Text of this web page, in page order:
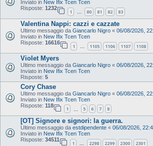
Inviato in New Ifix Tcen Tcen
Risposte: 1232
1 … 80 81 82 83
Valentina Nappi: cazzi e cazzate
Ultimo messaggio da Giancarlo Nigro « 06/08/2026,
Inviato in New Ifix Tcen Tcen
Risposte: 16616
1 … 1105 1106 1107 1108
Violet Myers
Ultimo messaggio da Giancarlo Nigro « 06/08/2026,
Inviato in New Ifix Tcen Tcen
Risposte: 5
Cory Chase
Ultimo messaggio da Giancarlo Nigro « 06/08/2026,
Inviato in New Ifix Tcen Tcen
Risposte: 118
1 5 6 7 8
[OT] Signore e signori: la guerra.
Ultimo messaggio da estdipendente « 06/08/2026,
Inviato in New Ifix Tcen Tcen
Risposte: 34511
1 … 2298 2299 2300 2301